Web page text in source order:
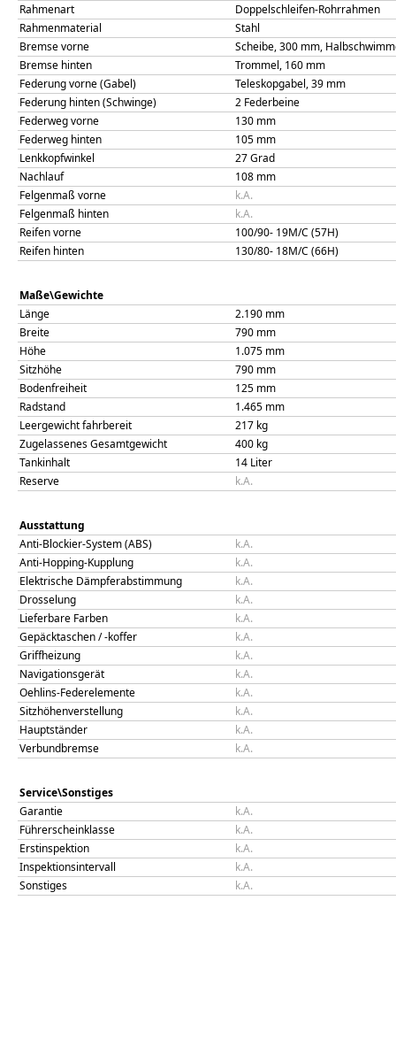
Rahmenart
Doppelschleifen-Rohrrahmen
Rahmenmaterial
Stahl
Bremse vorne
Scheibe, 300 mm,
Bremse hinten
Trommel, 160 mm
Federung vorne (Gabel)
Teleskopgabel, 39 mm
Federung hinten (Schwinge)
2 Federbeine
Federweg vorne
130 mm
Federweg hinten
105 mm
Lenkkopfwinkel
27Grad
Nachlauf
108 mm
Felgenmaß vorne
k.A.
Felgenmaß hinten
k.A.
Reifen vorne
100/90- 19M/C (57H)
Reifen hinten
130/80- 18M/C (66H)
Maße\Gewichte
Länge
2.190 mm
Breite
790 mm
Höhe
1.075 mm
Sitzhöhe
790 mm
Bodenfreiheit
125 mm
Radstand
1.465 mm
Leergewicht fahrbereit
217 kg
Zugelassenes Gesamtgewicht
400 kg
Tankinhalt
14 Liter
Reserve
k.A.
Ausstattung
Anti-Blockier-System (ABS)
k.A.
Anti-Hopping-Kupplung
k.A.
Elektrische Dämpferabstimmung
k.A.
Drosselung
k.A.
Lieferbare Farben
k.A.
Gepäcktaschen / -koffer
k.A.
Griffheizung
k.A.
Navigationsgerät
k.A.
Oehlins-Federelemente
k.A.
Sitzhöhenverstellung
k.A.
Hauptständer
k.A.
Verbundbremse
k.A.
Service\Sonstiges
Garantie
k.A.
Führerscheinklasse
k.A.
Erstinspektion
k.A.
Inspektionsintervall
k.A.
Sonstiges
k.A.